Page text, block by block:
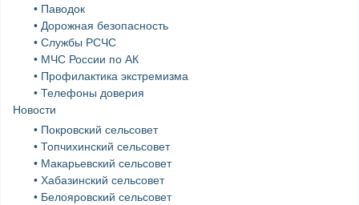
• Паводок
• Дорожная безопасность
• Службы РСЧС
• МЧС России по АК
• Профилактика экстремизма
• Телефоны доверия
Новости
• Покровский сельсовет
• Топчихинский сельсовет
• Макарьевский сельсовет
• Хабазинский сельсовет
• Белояровский сельсовет